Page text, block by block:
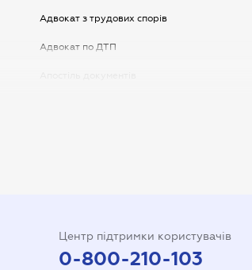
Адвокат з трудових спорів
Адвокат по ДТП
Центр підтримки користувачів
0-800-210-103